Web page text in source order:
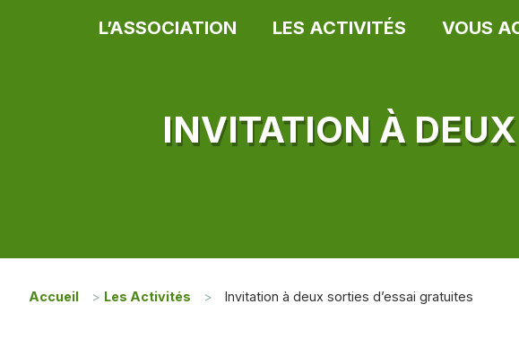
L’ASSOCIATION LES ACTIVITÉS VOUS
INVITATION À
Accueil > Les Activités > Invitation à deux sorties d’essai gratuites